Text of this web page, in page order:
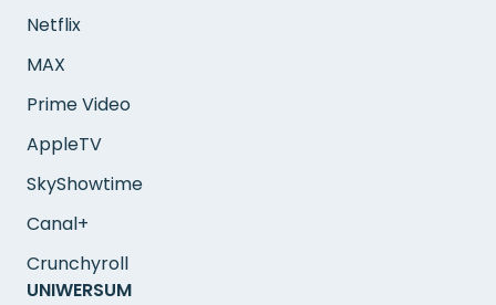
Netflix
MAX
Prime Video
AppleTV
SkyShowtime
Canal+
Crunchyroll
UNIWERSUM